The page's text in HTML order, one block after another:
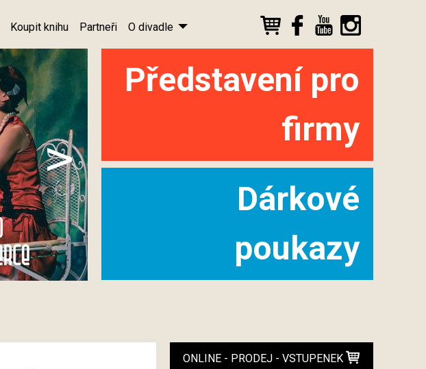
Koupit knihu Partneři O divadle
>
Představení pro
firmy
Dárkové
poukazy
ONLINE - PRODEJ - VSTUPENEK